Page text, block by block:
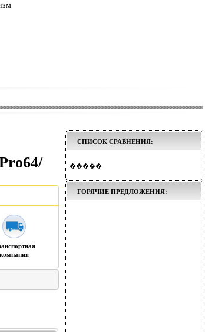
компания
СПИСОК СРАВНЕНИЯ:
�����
ГОРЯЧИЕ ПРЕДЛОЖЕНИЯ: